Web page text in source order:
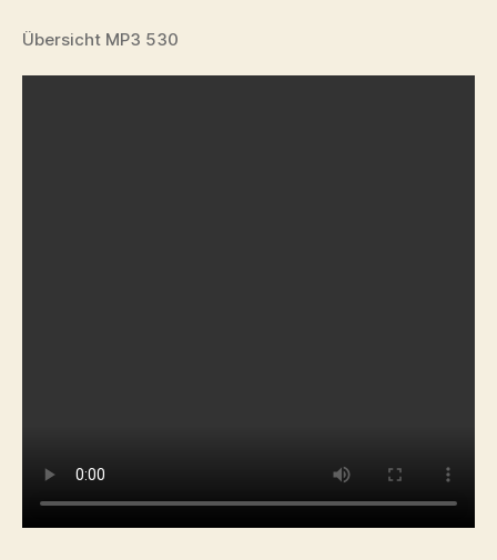
Übersicht MP3 530